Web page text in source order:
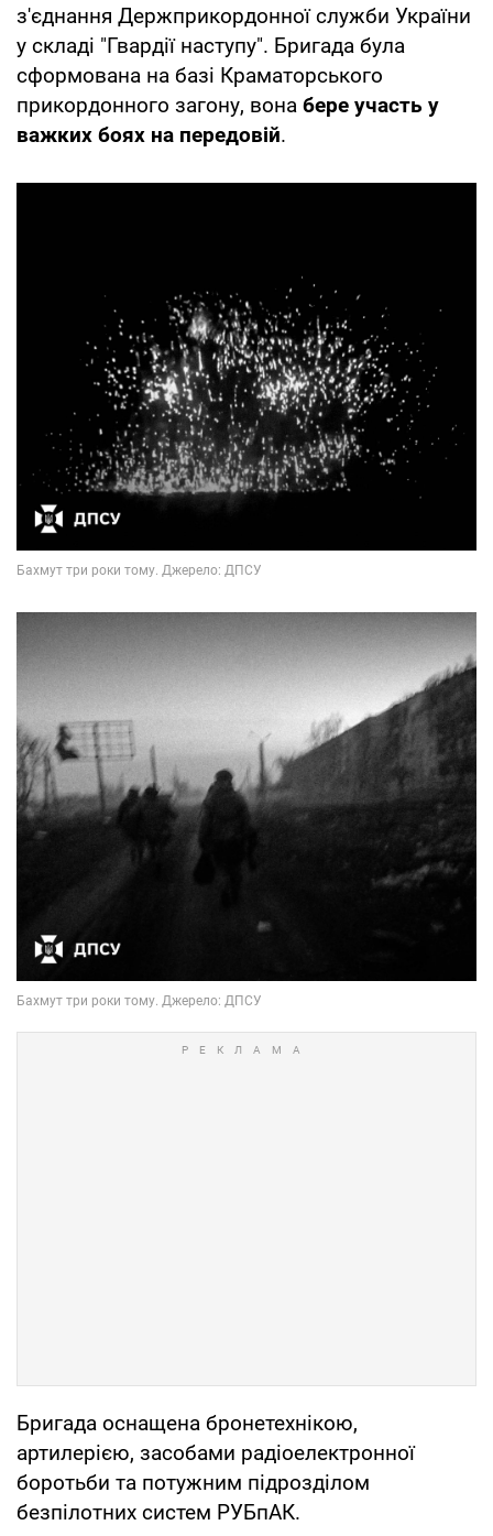
з'єднання Держприкордонної служби України
у складі "Гвардії наступу". Бригада була
сформована на базі Краматорського
прикордонного загону, вона бере участь у
важких боях на передовій.
Бригада оснащена бронетехнікою,
артилерією, засобами радіоелектронної
боротьби та потужним підрозділом
безпілотних систем РУБпАК.